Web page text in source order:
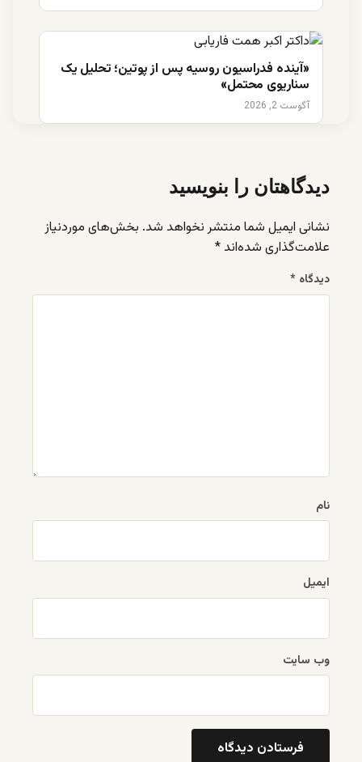
«آینده فدراسیون روسیه پس از پوتین؛ تحلیل یک
سناریوی محتمل»
آگوست 2, 2026
دیدگاهتان را بنویسید
نشانی ایمیل شما منتشر نخواهد شد. بخش‌های موردنیاز
علامت‌گذاری شده‌اند *
دیدگاه *
نام
ایمیل
وب‌ سایت